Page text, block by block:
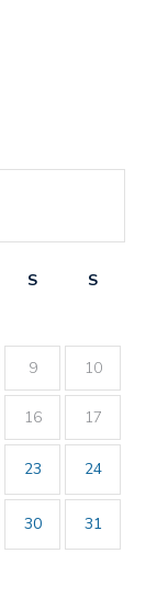
S
S
9 10
16 17
23 24
30 31